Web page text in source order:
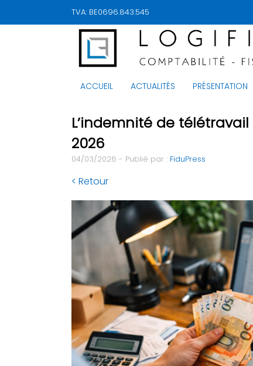
TVA: BE0696.843.545
ACCUEIL ACTUALITÉS PRÉSENTATION
L’indemnité de
2026
04/03/2026 - Publié par : FiduPress
< Retour